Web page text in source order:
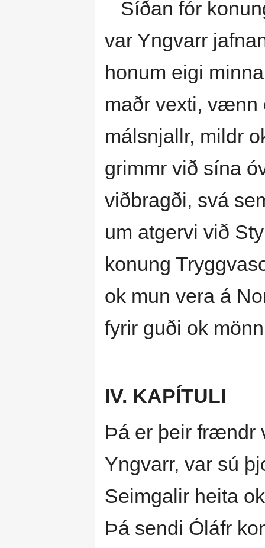
Síðan fór
var Yngvarr
honum eigi
maðr vexti, vænn
málsnjallr, mildr
grimmr við sína
viðbragði, svá
um atgervi við
konung
ok mun vera á
fyrir guði ok
IV. KAPÍTULI
Þá er þeir frændr
Yngvarr, var sú
Seimgalir heita
Þá sendi Óláfr